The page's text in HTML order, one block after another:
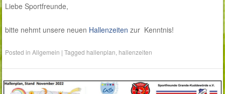
Liebe Sportfreunde,
bitte nehmt unsere neuen Hallenzeiten zur Kenntnis!
Posted inAllgemein |Tagged hallenplan hallenzeiten